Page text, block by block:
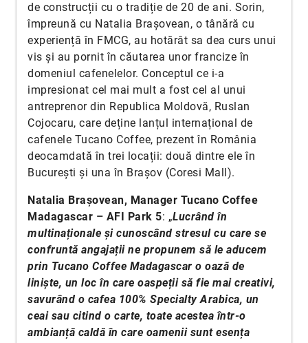
de construcții cu o tradiție de 20 de ani. Sorin,
împreună cu Natalia Brașovean, o tânără cu
experiență în FMCG, au hotărât sa dea curs unui
vis și au pornit în căutarea unor francize în
domeniul cafenelelor. Conceptul ce i-a
impresionat cel mai mult a fost cel al unui
antreprenor din Republica Moldovă, Ruslan
Cojocaru, care deține lanțul internațional de
cafenele Tucano Coffee, prezent în România
deocamdată în trei locații: două dintre ele în
București și una în Brașov (Coresi Mall).
Natalia Brașovean, Manager Tucano Coffee
Madagascar – AFI Park 5: „Lucrând în
multinaționale și cunoscând stresul cu care se
confruntă angajații ne propunem să le aducem
prin Tucano Coffee Madagascar o oază de
liniște, un loc în care oaspeții să fie mai creativi,
savurând o cafea 100% Specialty Arabica, un
ceai sau citind o carte, toate acestea într-o
ambianță caldă în care oamenii sunt esența